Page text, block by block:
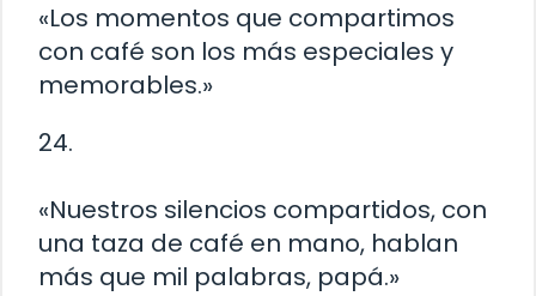
«Los momentos que compartimos
con café son los más especiales y
memorables.»
24.
«Nuestros silencios compartidos, con
una taza de café en mano, hablan
más que mil palabras, papá.»